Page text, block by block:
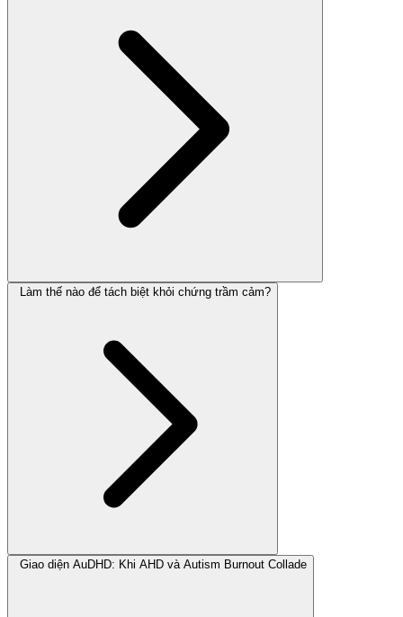
Làm thế nào để tách biệt khỏi chứng trầm cảm?
Giao diện AuDHD: Khi AHD và Autism Burnout Collade